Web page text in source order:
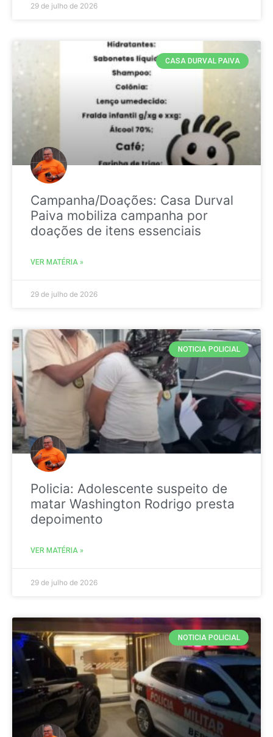
29 de julho de 2026
CASA DURVAL PAIVA
Campanha/Doações: Casa Durval
Paiva mobiliza campanha por
doações de itens essenciais
VER MATÉRIA »
29 de julho de 2026
NOTICIA POLICIAL
Policia: Adolescente suspeito de
matar Washington Rodrigo presta
depoimento
VER MATÉRIA »
29 de julho de 2026
NOTICIA POLICIAL